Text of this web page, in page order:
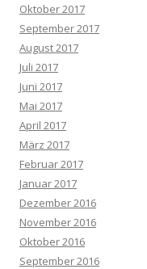
Oktober 2017
September 2017
August 2017
Juli 2017
Juni 2017
Mai 2017
April 2017
März 2017
Februar 2017
Januar 2017
Dezember 2016
November 2016
Oktober 2016
September 2016